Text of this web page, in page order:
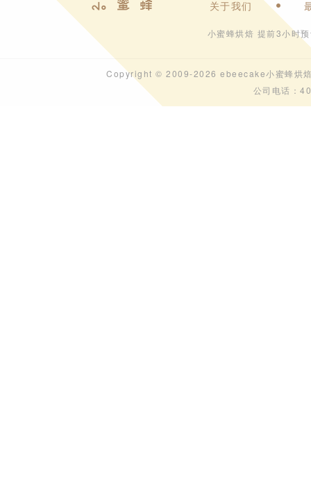
关于我们
小蜜蜂烘焙 提前3小时
Copyright © 2009-2026 ebeecake小蜜蜂烘
公司电话